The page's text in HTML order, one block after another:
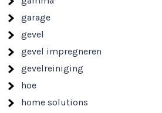
garage
gevel
gevel impregneren
gevelreiniging
hoe
home solutions